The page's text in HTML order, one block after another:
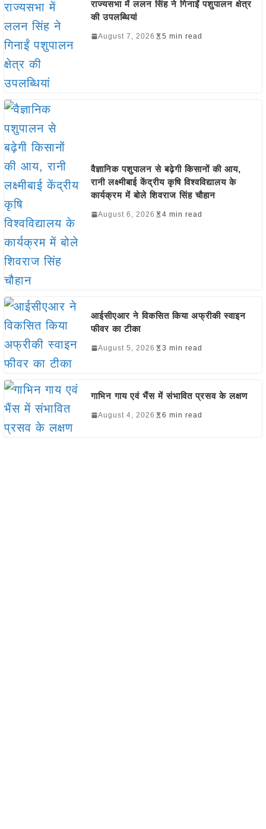
राज्यसभा में ललन सिंह ने गिनाईं पशुपालन क्षेत्र
की उपलब्धियां
August 7, 2026 5 min read
वैज्ञानिक पशुपालन से बढ़ेगी किसानों की आय,
रानी लक्ष्मीबाई केंद्रीय कृषि विश्वविद्यालय के
कार्यक्रम में बोले शिवराज सिंह चौहान
August 6, 2026 4 min read
आईसीएआर ने विकसित किया अफ्रीकी स्वाइन
फीवर का टीका
August 5, 2026 3 min read
गाभिन गाय एवं भैंस में संभावित प्रसव के लक्षण
August 4, 2026 6 min read